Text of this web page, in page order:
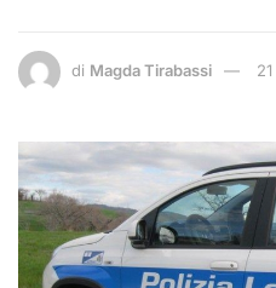
di Magda Tirabassi